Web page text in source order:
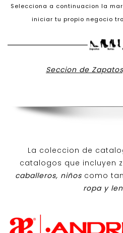
Selecciona a continuacion la
iniciar tu propio negocio
Seccion de
La coleccion de
catalogos que incluyen
caballeros, niños como
ropa y